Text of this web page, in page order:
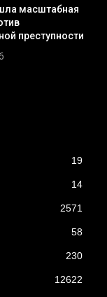
масштабная
преступности
19
14
2571
58
230
12622